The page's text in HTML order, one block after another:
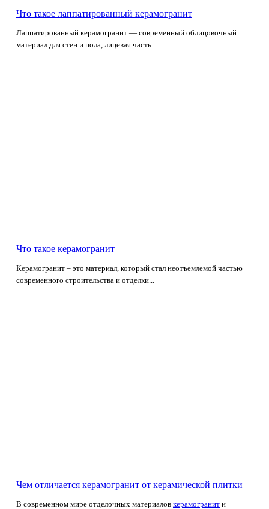
Что такое лаппатированный керамогранит
Лаппатированный керамогранит — современный облицовочный
материал для стен и пола, лицевая часть ...
Что такое керамогранит
Керамогранит – это материал, который стал неотъемлемой частью
современного строительства и отделки...
Чем отличается керамогранит от керамической плитки
В современном мире отделочных материалов керамогранит и